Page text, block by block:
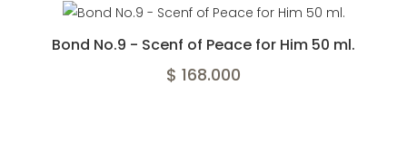
Bond No.9 - Scenf of Peace for Him 50 ml.
$ 168.000